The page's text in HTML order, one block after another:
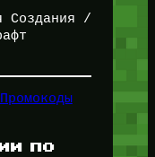
Создания /
Промокоды
по